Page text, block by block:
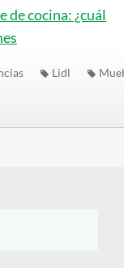
de cocina: ¿cuál
Lidl